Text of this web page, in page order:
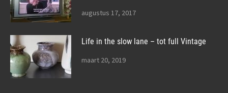
augustus 17, 2017
Life in the slow lane – tot full Vintage
maart 20, 2019